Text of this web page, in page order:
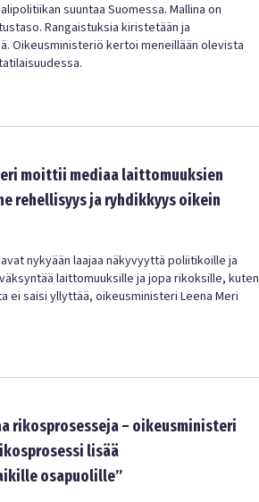
suuntaa Suomessa. Mallina on
Rangaistuksia kiristetään ja
Oikeusministeriö kertoi meneillään olevista
moittii mediaa laittomuuksien
rehellisyys ja ryhdikkyys oikein
nykyään laajaa näkyvyyttä poliitikoille ja
laittomuuksille ja jopa rikoksille, kuten
ei saisi yllyttää, oikeusministeri Leena Meri
rikosprosesseja – oikeusministeri
lisää
osapuolille”